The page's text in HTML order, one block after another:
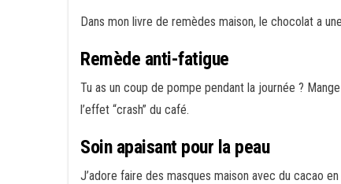
Dans mon livre de remèdes maison, le chocolat a
Remède anti-fatigue
Tu as un coup de pompe pendant la journée ?
l’effet “crash” du café.
Soin apaisant pour la peau
J’adore faire des masques maison avec du cacao